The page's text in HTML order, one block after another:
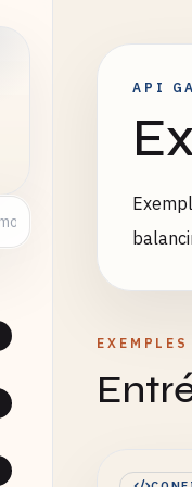
API
EXEMPLES